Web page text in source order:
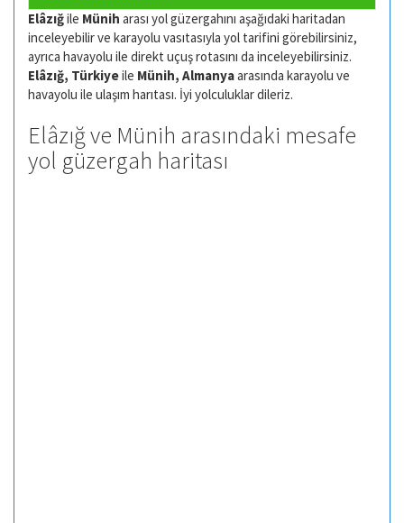
Elâzığile Münih arası yol güzergahını aşağıdaki haritadan
inceleyebilir ve karayolu vasıtasıyla yol tarifini görebilirsiniz,
ayrıca havayolu ile direkt uçuş rotasını da inceleyebilirsiniz.
Elâzığ, Türkiyeile Münih, Almanyaarasında karayolu ve
havayolu ile ulaşım harıtası. İyi yolculuklar dileriz.
Elâzığ ve Münih arasındaki mesafe
yol güzergah haritası